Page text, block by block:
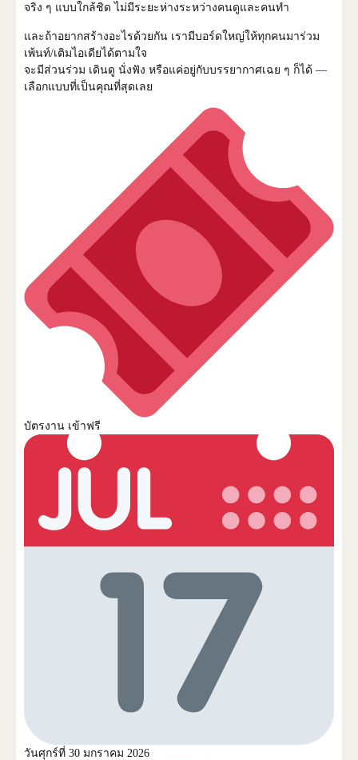
จริง ๆ แบบใกล้ชิด ไม่มีระยะห่างระหว่างคนดูและคนทำ
และถ้าอยากสร้างอะไรด้วยกัน เรามีบอร์ดใหญ่ให้ทุกคนมาร่วม
เพ้นท์/เติมไอเดียได้ตามใจ
จะมีส่วนร่วม เดินดู นั่งฟัง หรือแค่อยู่กับบรรยากาศเฉย ๆ ก็ได้ —
เลือกแบบที่เป็นคุณที่สุดเลย
บัตรงาน เข้าฟรี
วันศุกร์ที่ 30 มกราคม 2026